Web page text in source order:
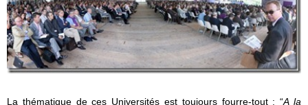
La thématique de ces Universités est toujours fourre-tout : “A la